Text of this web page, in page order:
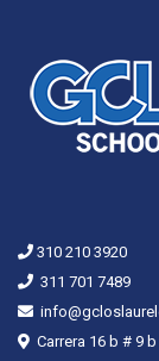
310 210 3920
311 701 7489
Carrera 16 b # 9